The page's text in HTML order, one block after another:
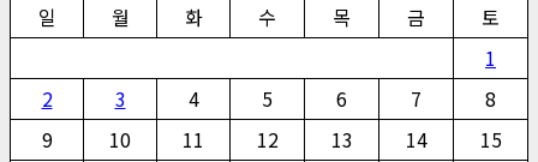
일
월 화 수 목 금
토
1
2
3 4 5 6 7
8
9
10 11 12 13 14
15